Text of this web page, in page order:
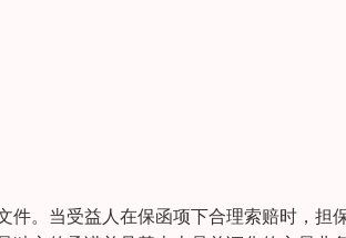
件。当受益人在保函项下合理索赔时，担